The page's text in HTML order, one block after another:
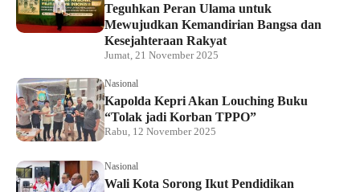
Teguhkan Peran Ulama untuk
Mewujudkan Kemandirian Bangsa dan
Kesejahteraan Rakyat
Jumat, 21 November 2025
Nasional
Kapolda Kepri Akan Louching Buku
“Tolak jadi Korban TPPO”
Rabu, 12 November 2025
Nasional
Wali Kota Sorong Ikut Pendidikan